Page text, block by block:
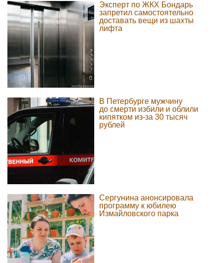
Эксперт по ЖКХ Бондарь
запретил самостоятельно
доставать вещи из шахты
лифта
В Петербурге мужчину
до смерти избили и облили
кипятком из-за 30 тысяч
рублей
Сергунина анонсировала
программу к юбилею
Измайловского парка